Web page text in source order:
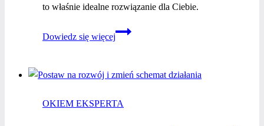
to właśnie idealne rozwiązanie dla Ciebie.
Dowiedz się więcej
Czy jesteś
świadomego
OKIEM EKSPERTA